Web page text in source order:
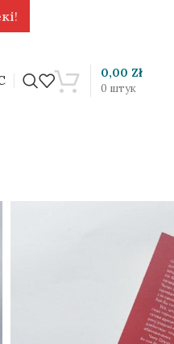
0 штук
0,00 Zł
!